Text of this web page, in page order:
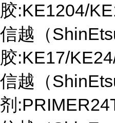
胶:KE1204/
信越（
胶:KE17/
信越（
剂